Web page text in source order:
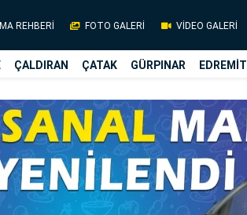
REHBERİ FOTO GALERİ VİDEO GALERİ
ÇALDIRAN ÇATAK GÜRPINAR EDREMİT